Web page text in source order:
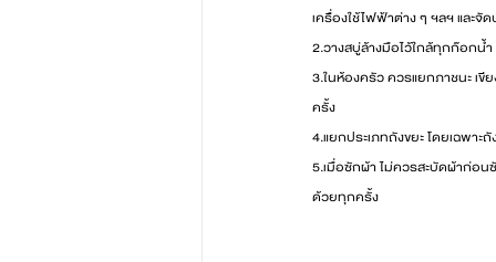
เครื่องใช้ไฟฟ้าต่าง ๆ ฯลฯ และจั
2.วางสบู่ล้างมือไว้ใกล้ทุกก๊อกน้ำ
3.ในห้องครัว ควรแยกภาชนะ เขี
ครั้ง
4.แยกประเภทถังขยะ โดยเฉพา
5.เมื่อซักผ้า ไม่ควรสะบัดผ้าก่อน
ด้วยทุกครั้ง